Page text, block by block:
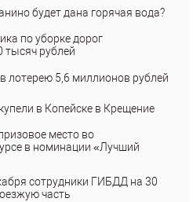
будет дана горячая вода?
по уборке дорог
рублей
лотерею 5,6 миллионов рублей
в Копейске в Крещение
место во
в номинации «Лучший
сотрудники ГИБДД на 30
часть